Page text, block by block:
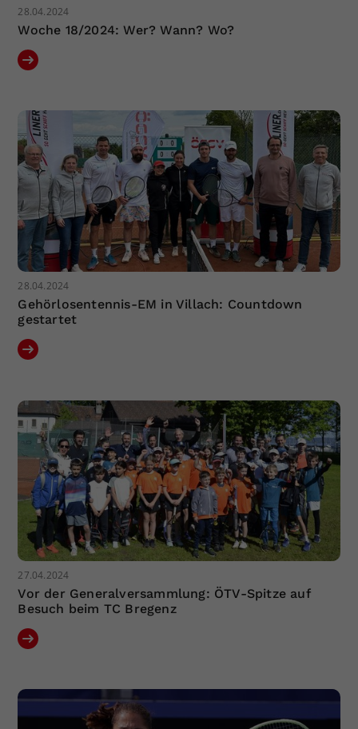
28.04.2024
Woche 18/2024: Wer? Wann? Wo?
28.04.2024
Gehörlosentennis-EM in Villach: Countdown
gestartet
27.04.2024
Vor der Generalversammlung: ÖTV-Spitze auf
Besuch beim TC Bregenz